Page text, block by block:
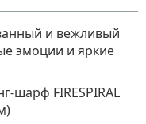
и вежливый
эмоции и яркие
шарф FIRESPIRAL